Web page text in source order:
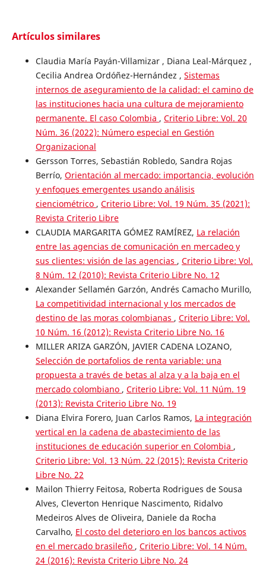
Artículos similares
Claudia María Payán-Villamizar , Diana Leal-Márquez ,
Cecilia Andrea Ordóñez-Hernández , Sistemas
internos de aseguramiento de la calidad: el camino de
las instituciones hacia una cultura de mejoramiento
permanente. El caso Colombia , Criterio Libre: Vol. 20
Núm. 36 (2022): Número especial en Gestión
Organizacional
Gersson Torres, Sebastián Robledo, Sandra Rojas
Berrío, Orientación al mercado: importancia, evolución
y enfoques emergentes usando análisis
cienciométrico , Criterio Libre: Vol. 19 Núm. 35 (2021):
Revista Criterio Libre
CLAUDIA MARGARITA GÓMEZ RAMÍREZ, La relación
entre las agencias de comunicación en mercadeo y
sus clientes: visión de las agencias , Criterio Libre: Vol.
8 Núm. 12 (2010): Revista Criterio Libre No. 12
Alexander Sellamén Garzón, Andrés Camacho Murillo,
La competitividad internacional y los mercados de
destino de las moras colombianas , Criterio Libre: Vol.
10 Núm. 16 (2012): Revista Criterio Libre No. 16
MILLER ARIZA GARZÓN, JAVIER CADENA LOZANO,
Selección de portafolios de renta variable: una
propuesta a través de betas al alza y a la baja en el
mercado colombiano , Criterio Libre: Vol. 11 Núm. 19
(2013): Revista Criterio Libre No. 19
Diana Elvira Forero, Juan Carlos Ramos, La integración
vertical en la cadena de abastecimiento de las
instituciones de educación superior en Colombia ,
Criterio Libre: Vol. 13 Núm. 22 (2015): Revista Criterio
Libre No. 22
Mailon Thierry Feitosa, Roberta Rodrigues de Sousa
Alves, Cleverton Henrique Nascimento, Ridalvo
Medeiros Alves de Oliveira, Daniele da Rocha
Carvalho, El costo del deterioro en los bancos activos
en el mercado brasileño , Criterio Libre: Vol. 14 Núm.
24 (2016): Revista Criterio Libre No. 24